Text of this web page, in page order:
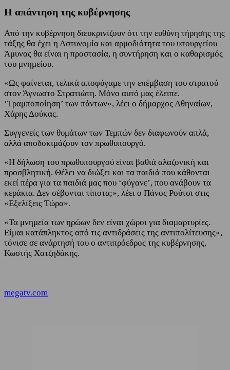
Η απάντηση της κυβέρνησης
Από την κυβέρνηση διευκρινίζουν ότι την ευθύνη τήρησης της
τάξης θα έχει η Αστυνομία και αρμοδιότητα του υπουργείου
Άμυνας θα είναι η προστασία, η συντήρηση και ο καθαρισμός
του μνημείου.
«Ως φαίνεται, τελικά αποφύγαμε την επέμβαση του στρατού
στον Άγνωστο Στρατιώτη. Μόνο αυτό μας έλειπε.
‘Τραμποποίηση’ των πάντων», λέει ο δήμαρχος Αθηναίων,
Χάρης Δούκας.
Συγγενείς των θυμάτων των Τεμπών δεν διαφωνούν απλά,
αλλά αποδοκιμάζουν τον πρωθυπουργό.
«Η δήλωση του πρωθυπουργού είναι βαθιά αλαζονική και
προσβλητική. Θέλει να διώξει και τα παιδιά που κάθονται
εκεί πέρα για τα παιδιά μας που ‘φύγανε’, που ανάβουν τα
κεράκια. Δεν σέβονται τίποτα;», λέει ο Πάνος Ρούτσι στις
«Εξελίξεις Τώρα».
«Τα μνημεία των ηρώων δεν είναι χώροι για διαμαρτυρίες.
Είμαι κατάπληκτος από τις αντιδράσεις της αντιπολίτευσης»,
τόνισε σε ανάρτησή του ο αντιπρόεδρος της κυβέρνησης,
Κωστής Χατζηδάκης.
megatv.com